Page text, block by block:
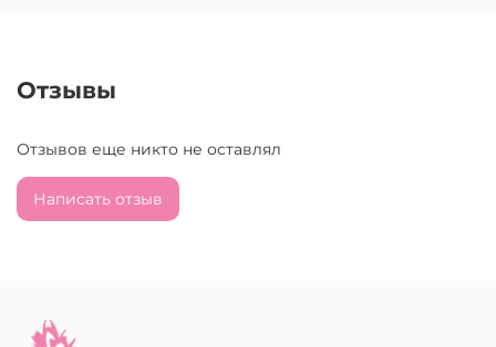
Отзывы
Отзывов еще никто не оставлял
Написать отзыв